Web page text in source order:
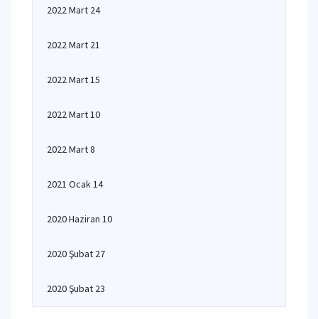
2022 Mart 24
2022 Mart 21
2022 Mart 15
2022 Mart 10
2022 Mart 8
2021 Ocak 14
2020 Haziran 10
2020 Şubat 27
2020 Şubat 23